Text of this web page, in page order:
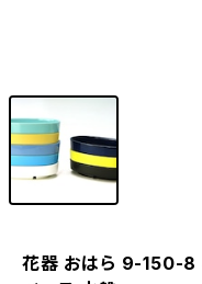
花器 おはら 9-150-8